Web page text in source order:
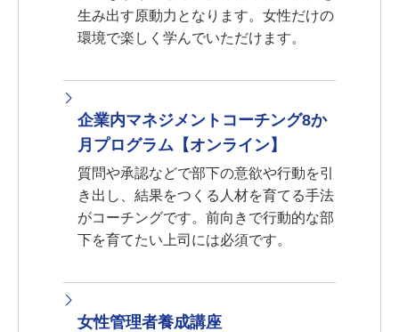
生み出す原動力となります。女性だけの
環境で楽しく学んでいただけます。
企業内マネジメントコーチング8か
月プログラム【オンライン】
質問や承認などで部下の意欲や行動を引
き出し、結果をつくる人材を育てる手法
がコーチングです。前向きで行動的な部
下を育てたい上司には必須です。
女性管理者養成講座